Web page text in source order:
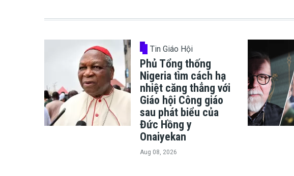
Tin Giáo Hội
Phủ Tổng thống
Nigeria tìm cách hạ
nhiệt căng thẳng với
Giáo hội Công giáo
sau phát biểu của
Đức Hồng y
Onaiyekan
Aug 08, 2026